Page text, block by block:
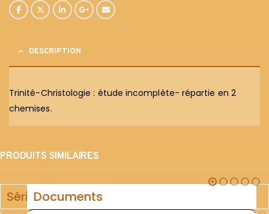
DESCRIPTION
Trinité-Christologie : étude incomplète- répartie en 2
chemises.
PRODUITS SIMILAIRES
SérieDocuments